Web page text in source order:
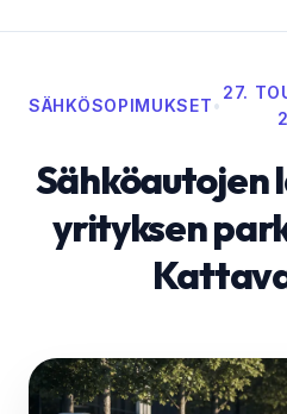
SÄHKÖSOPIMUKSET•
27.
Sähköautojen
yrityksen